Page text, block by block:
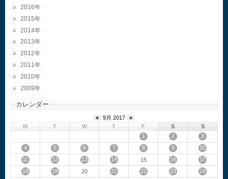
2016
2015
2014
2013
2012
2011
2010
2009
カレンダー
« 9月 2017
»
M
T W T F S
S
1
2
3
4
5 6 7 8 9
10
11
12 13 14 15 16
17
18
19 20 21 22 23
24